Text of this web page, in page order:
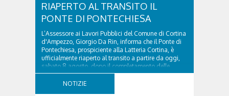
RIAPERTO AL TRANSITO IL
PONTE DI PONTECHIESA
L’Assessore ai Lavori Pubblici del Comune di Cortina
d'Ampezzo, Giorgio Da Rin, informa che il Ponte di
Pontechiesa, prospiciente alla Latteria Cortina, è
ufficialmente riaperto al transito a partire da oggi,
sabato 8 agosto, dopo il completamento delle
verifiche e il positivo collaudo...
NOTIZIE